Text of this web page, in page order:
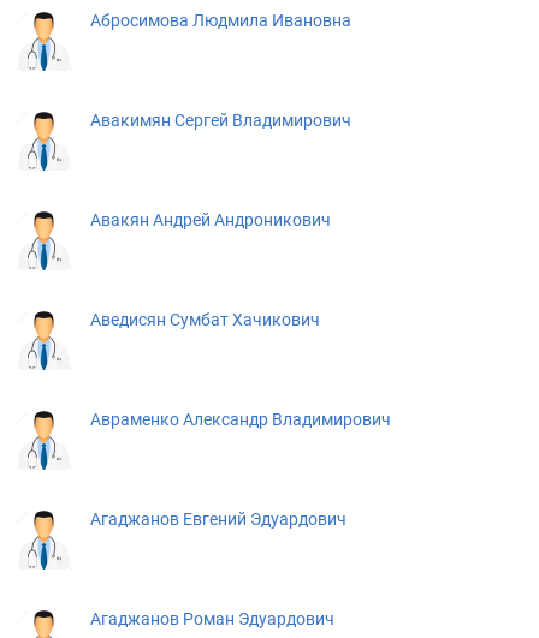
Абросимова Людмила Ивановна
Авакимян Сергей Владимирович
Авакян Андрей Андроникович
Аведисян Сумбат Хачикович
Авраменко Александр Владимирович
Агаджанов Евгений Эдуардович
Агаджанов Роман Эдуардович